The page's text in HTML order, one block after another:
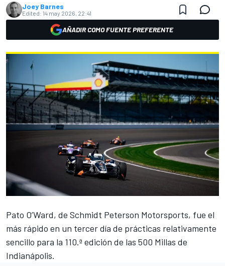
Joey Barnes
Edited: 14 may 2026, 22:41
AÑADIR COMO FUENTE PREFERENTE
Pato O’Ward, de Schmidt Peterson Motorsports, fue el
más rápido en un tercer día de prácticas relativamente
sencillo para la 110.ª edición de las 500 Millas de
Indianápolis.